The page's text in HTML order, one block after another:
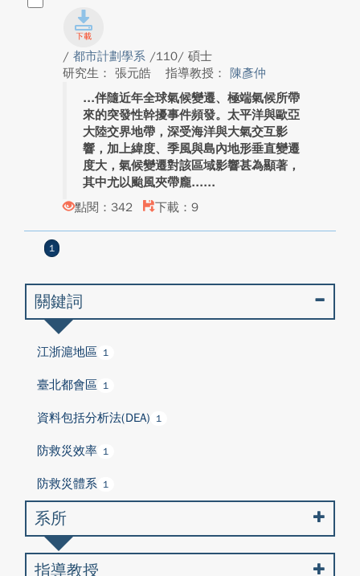
/ 都市計劃學系 /110/ 碩士
研究生： 張元皓
指導教授： 陳彥仲
伴隨近年全球氣候變遷、極端氣候所帶
來的突發性幹擾事件頻發。太平洋與歐亞
大陸交界地帶，深受海洋與大氣交互影
響，加上緯度、季風與島內地形垂直變遷
度大，氣候變遷對該區域影響甚為顯著，
其中尤以颱風夾帶龐...
點閱：342
下載：9
1
關鍵詞
江浙滬地區 1
臺北都會區 1
資料包括分析法(DEA) 1
防救災效率 1
防救災體系 1
系所
指導教授